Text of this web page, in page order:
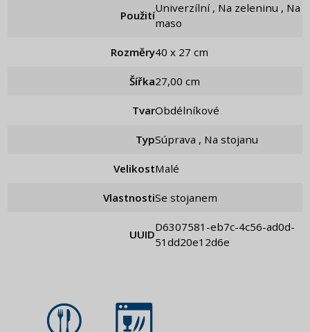
Použití
Univerzílní , Na zeleninu , Na
maso
Rozměry 40 x 27 cm
Šířka 27,00 cm
Tvar Obdélníkové
Typ Súprava , Na stojanu
Velikost Malé
Vlastnosti Se stojanem
UUID
d6307581-eb7c-4c56-ad0d-
51dd20e12d6e